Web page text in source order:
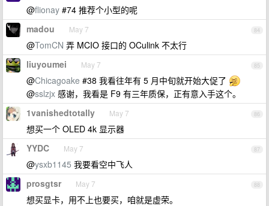
@flionay #74 推荐个小型的呢
84
madou May 7
@TomCN 弄 MCIO 接口的 OCulink 不太行
85
liuyoumei May 7
@Chicagoake #38 我看往年有 5 月中旬就开始大促了
@sslzjx 感谢，我看是 F9 有三年质保，正有意入手这个。
86
1vanishedtotally May 7
想买一个 OLED 4k 显示器
87
YYDC May 7
@ysxb1145 我要看空中飞人
88
prosgtsr May 7
想买显卡，用不上也要买，咱就是虚荣。